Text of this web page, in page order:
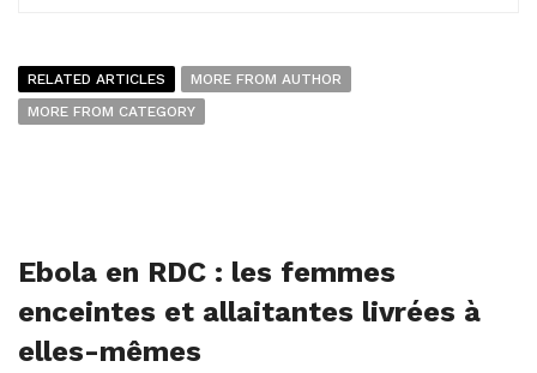
RELATED ARTICLES
MORE FROM AUTHOR
MORE FROM CATEGORY
Ebola en RDC : les femmes
enceintes et allaitantes livrées à
elles-mêmes